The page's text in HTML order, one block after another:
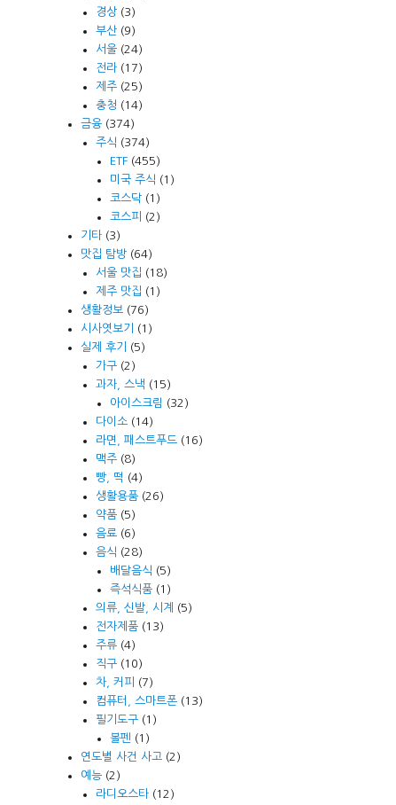
경상(3)
부산(9)
서울(24)
전라(17)
제주(25)
충청 (14)
금융 (374)
주식 (374)
ETF(455)
미국 주식 (1)
코스닥(1)
코스피
(2)
기타 (3)
맛집 탐방 (64)
서울 맛집 (18)
제주 맛집 (1)
생활정보 (76)
시사엿보기
(1)
실제 후기
(5)
가구(2)
과자, 스낵 (15)
아이스크림 (32)
다이소(14)
라면, 패스트푸드(16)
맥주(8)
빵, 떡 (4)
생활용품(26)
약품(5)
음료(6)
음식 (28)
배달음식 (5)
즉석식품(1)
의류, 신발, 시계
(5)
전자제품(13)
주류(4)
직구(10)
차, 커피
(7)
컴퓨터, 스마트폰(13)
필기도구(1)
볼펜 (1)
연도별 사건 사고 (2)
예능 (2)
라디오스타(12)